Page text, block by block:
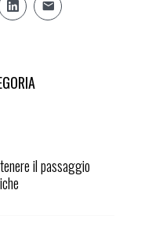
il passaggio